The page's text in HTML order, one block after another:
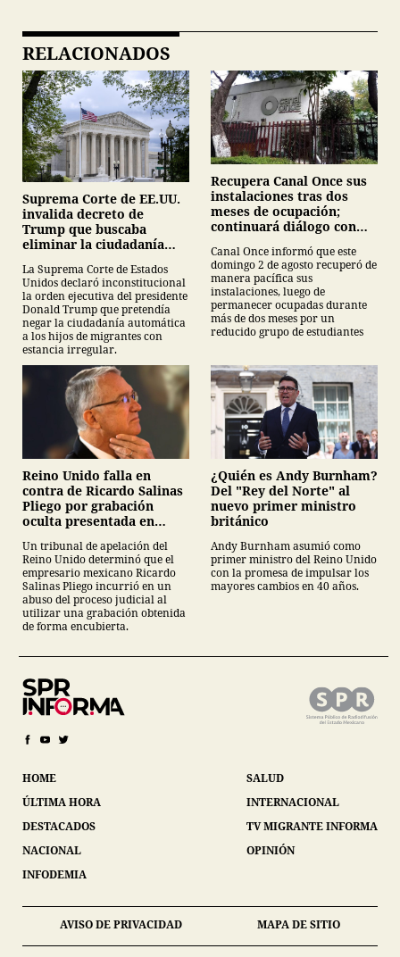
RELACIONADOS
Suprema Corte de EE.UU.
invalida decreto de
Trump que buscaba
eliminar la ciudadanía
La Suprema Corte de Estados
Unidos declaró inconstitucional
la orden ejecutiva del presidente
Donald Trump que pretendía
negar la ciudadanía automática
a los hijos de migrantes con
estancia irregular.
Recupera Canal Once sus
instalaciones tras dos
meses de ocupación;
continuará diálogo con
Canal Once informó que este
domingo 2 de agosto recuperó de
manera pacífica sus
instalaciones, luego de
permanecer ocupadas durante
más de dos meses por un
reducido grupo de estudiantes
Reino Unido falla en
contra de Ricardo Salinas
Pliego por grabación
oculta presentada en
Un tribunal de apelación del
Reino Unido determinó que el
empresario mexicano Ricardo
Salinas Pliego incurrió en un
abuso del proceso judicial al
utilizar una grabación obtenida
de forma encubierta.
¿Quién es Andy Burnham?
Del "Rey del Norte" al
nuevo primer ministro
británico
Andy Burnham asumió como
primer ministro del Reino Unido
con la promesa de impulsar los
mayores cambios en 40 años.
HOME
ÚLTIMA HORA
DESTACADOS
NACIONAL
INFODEMIA
SALUD
INTERNACIONAL
TV MIGRANTE INFORMA
OPINIÓN
AVISO DE PRIVACIDAD MAPA DE SITIO